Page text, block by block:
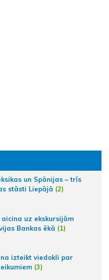
un Spānijas – trīs
stāsti Liepājā (2)
uz ekskursijām
Bankas ēkā (1)
izteikt viedokli par
(3)